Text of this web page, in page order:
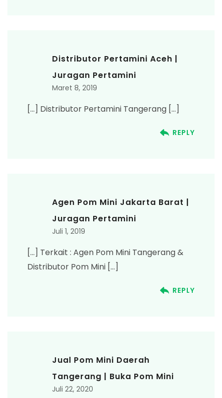
Distributor Pertamini Aceh |
Juragan Pertamini
Maret 8, 2019
[…] Distributor Pertamini Tangerang […]
REPLY
Agen Pom Mini Jakarta Barat |
Juragan Pertamini
Juli 1, 2019
[…] Terkait : Agen Pom Mini Tangerang &
Distributor Pom Mini […]
REPLY
Jual Pom Mini Daerah
Tangerang | Buka Pom Mini
Juli 22, 2020